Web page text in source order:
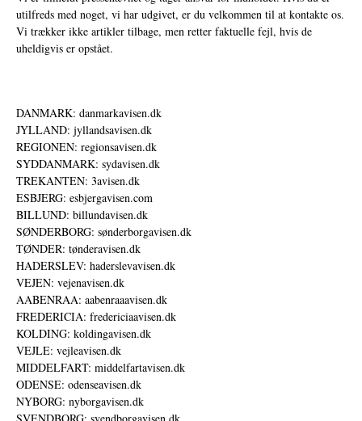
utilfreds med noget, vi har udgivet, er du velkommen til at kontakte os.
Vi trækker ikke artikler tilbage, men retter faktuelle fejl, hvis de
uheldigvis er opstået.
DANMARK: danmarkavisen.dk
JYLLAND: jyllandsavisen.dk
REGIONEN: regionsavisen.dk
SYDDANMARK: sydavisen.dk
TREKANTEN: 3avisen.dk
ESBJERG: esbjergavisen.com
BILLUND: billundavisen.dk
SØNDERBORG: sønderborgavisen.dk
TØNDER: tønderavisen.dk
HADERSLEV: haderslevavisen.dk
VEJEN: vejenavisen.dk
AABENRAA: aabenraaavisen.dk
FREDERICIA: fredericiaavisen.dk
KOLDING: koldingavisen.dk
VEJLE: vejleavisen.dk
MIDDELFART: middelfartavisen.dk
ODENSE: odenseavisen.dk
NYBORG: nyborgavisen.dk